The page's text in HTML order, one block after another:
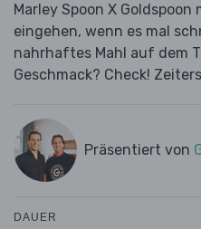
Marley Spoon X
eingehen, wenn es mal
nahrhaftes Mahl auf dem
Geschmack? Check!
Präsentiert von
DAUER